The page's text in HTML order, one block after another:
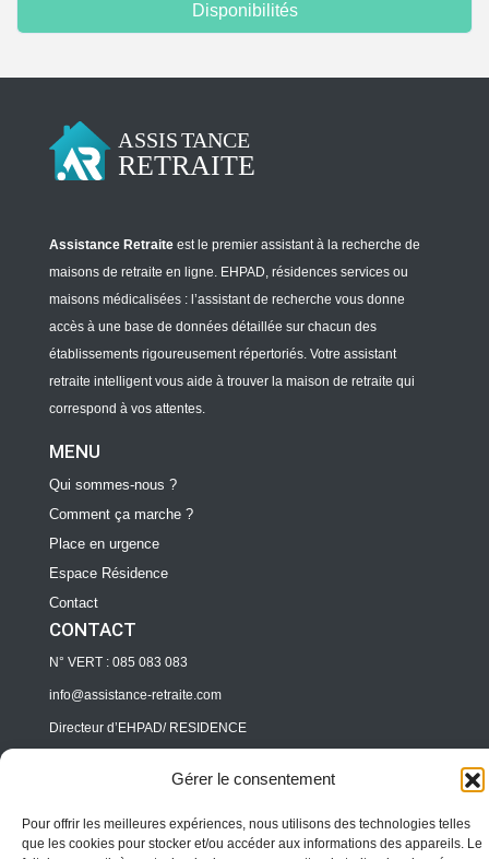
Gérer le consentement
Pour offrir les meilleures expériences, nous utilisons des technologies telles
que les cookies pour stocker et/ou accéder aux informations des appareils. Le
Disponibilités
Assistance Retraite est le premier assistant à la recherche de
maisons de retraite en ligne. EHPAD, résidences services ou
maisons médicalisées : l’assistant de recherche vous donne
accès à une base de données détaillée sur chacun des
établissements rigoureusement répertoriés. Votre assistant
retraite intelligent vous aide à trouver la maison de retraite qui
correspond à vos attentes.
MENU
Qui sommes-nous ?
Comment ça marche ?
Place en urgence
Espace Résidence
Contact
CONTACT
N° VERT : 085 083 083
info@assistance-retraite.com
Directeur d’EHPAD/ RESIDENCE
pro@assitance-retraite.com